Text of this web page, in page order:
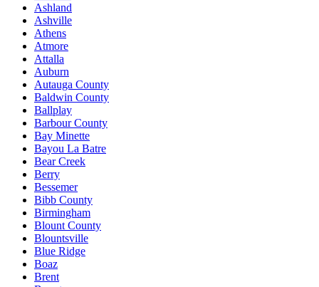
Ashland
Ashville
Athens
Atmore
Attalla
Auburn
Autauga County
Baldwin County
Ballplay
Barbour County
Bay Minette
Bayou La Batre
Bear Creek
Berry
Bessemer
Bibb County
Birmingham
Blount County
Blountsville
Blue Ridge
Boaz
Brent